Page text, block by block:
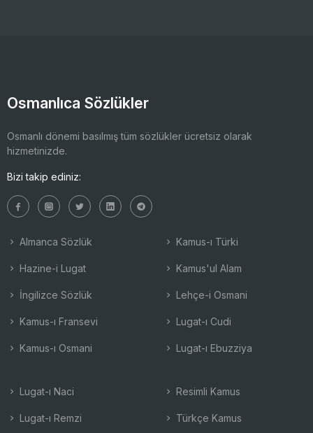
Osmanlıca Sözlükler
Osmanlı dönemi basılmış tüm sözlükler ücretsiz olarak
hizmetinizde.
Bizi takip ediniz:
Almanca Sözlük
Hazine-i Lugat
İngilizce Sözlük
Kamus-ı Fransevi
Kamus-ı Osmani
Kamus-ı Türki
Kamus'ul Alam
Lehçe-i Osmani
Lugat-ı Cudi
Lugat-ı Ebuzziya
Lugat-ı Naci
Lugat-ı Remzi
Resimli Kamus
Türkçe Kamus